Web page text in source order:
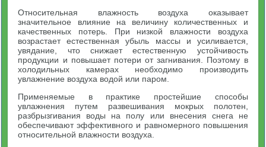
Относительная влажность воздуха оказывает
значительное влияние на величину количественных и
качественных потерь. При низкой влажности воздуха
возрастает естественная убыль массы и усиливается,
увядание, что снижает естественную устойчивость
продукции и повышает потери от загнивания. Поэтому в
холодильных камерах необходимо производить
увлажнение воздуха водой или паром.
Применяемые в практике простейшие способы
увлажнения путем развешивания мокрых полотен,
разбрызгивания воды на полу или внесения снега не
обеспечивают эффективного и равномерного повышения
относительной влажности воздуха.